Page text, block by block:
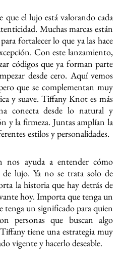
que el lujo está valorando cada
Muchas marcas están
fortalecer lo que ya las hace
Con este lanzamiento,
códigos que ya forman parte
desde cero. Aquí vemos
que se complementan muy
y suave. Tiffany Knot es más
conecta desde lo natural y
y la firmeza. Juntas amplían la
estilos y personalidades.
nos ayuda a entender cómo
lujo. Ya no se trata solo de
la historia que hay detrás de
hoy. Importa que tenga un
tenga un significado para quien
personas que buscan algo
tiene una estrategia muy
vigente y hacerlo deseable.